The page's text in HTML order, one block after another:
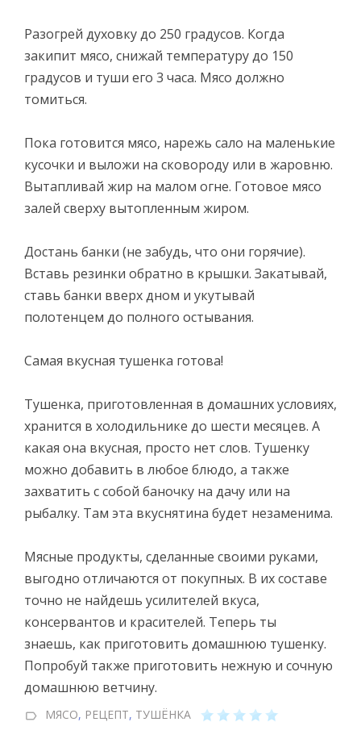
Разогрей духовку до 250 градусов. Когда
закипит мясо, снижай температуру до 150
градусов и туши его 3 часа. Мясо должно
томиться.
Пока готовится мясо, нарежь сало на маленькие
кусочки и выложи на сковороду или в жаровню.
Вытапливай жир на малом огне. Готовое мясо
залей сверху вытопленным жиром.
Достань банки (не забудь, что они горячие).
Вставь резинки обратно в крышки. Закатывай,
ставь банки вверх дном и укутывай
полотенцем до полного остывания.
Самая вкусная тушенка готова!
Тушенка, приготовленная в домашних условиях,
хранится в холодильнике до шести месяцев. А
какая она вкусная, просто нет слов. Тушенку
можно добавить в любое блюдо, а также
захватить с собой баночку на дачу или на
рыбалку. Там эта вкуснятина будет незаменима.
Мясные продукты, сделанные своими руками,
выгодно отличаются от покупных. В их составе
точно не найдешь усилителей вкуса,
консервантов и красителей. Теперь ты
знаешь, как приготовить домашнюю тушенку.
Попробуй также приготовить нежную и сочную
домашнюю ветчину.
МЯСО, РЕЦЕПТ, ТУШЁНКА